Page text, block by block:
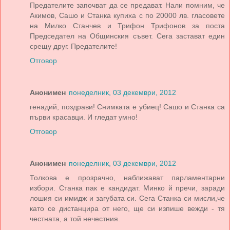
Предателите започват да се предават. Нали помним, че
Акимов, Сашо и Станка купиха с по 20000 лв. гласовете
на Милко Станчев и Трифон Трифонов за поста
Председател на Общинския съвет. Сега застават един
срещу друг. Предателите!
Отговор
Анонимен понеделник, 03 декември, 2012
генадий, поздрави! Снимката е убиец! Сашо и Станка са
първи красавци. И гледат умно!
Отговор
Анонимен понеделник, 03 декември, 2012
Толкова е прозрачно, наближават парламентарни
избори. Станка пак е кандидат. Минко й пречи, заради
лошия си имидж и загубата си. Сега Станка си мисли,че
като се дистанцира от него, ще си изпише вежди - тя
честната, а той нечестния.